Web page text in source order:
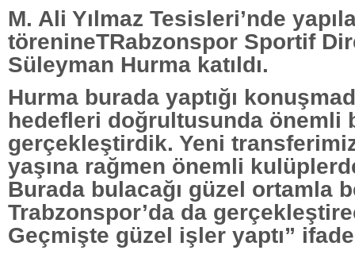
M. Ali Yılmaz Tesisleri’nde
törenineTRabzonspor Sportif
Süleyman Hurma katıldı.
Hurma burada yaptığı
hedefleri doğrultusunda önemli
gerçekleştirdik. Yeni
yaşına rağmen önemli
Burada bulacağı güzel ortamla
Trabzonspor’da da
Geçmişte güzel işler yaptı”